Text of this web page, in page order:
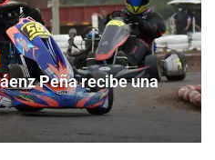
Peña recibe una